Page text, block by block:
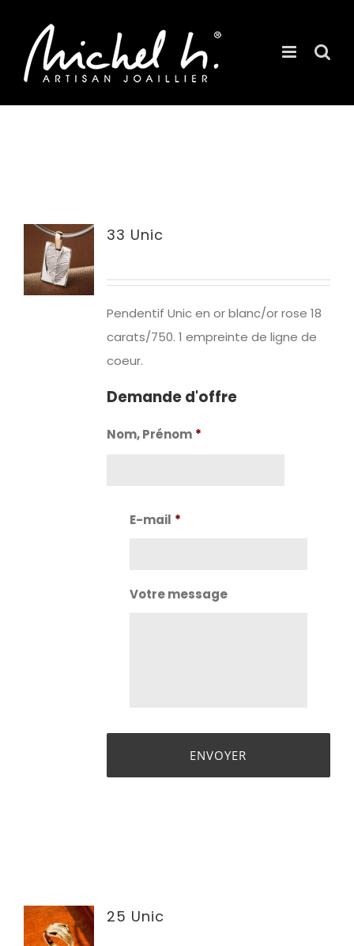
contenu
33 Unic
Pendentif Unic en or blanc/or rose 18
carats/750. 1 empreinte de ligne de
coeur.
Demande d'offre
Nom, Prénom *
E-mail *
Votre message
25 Unic